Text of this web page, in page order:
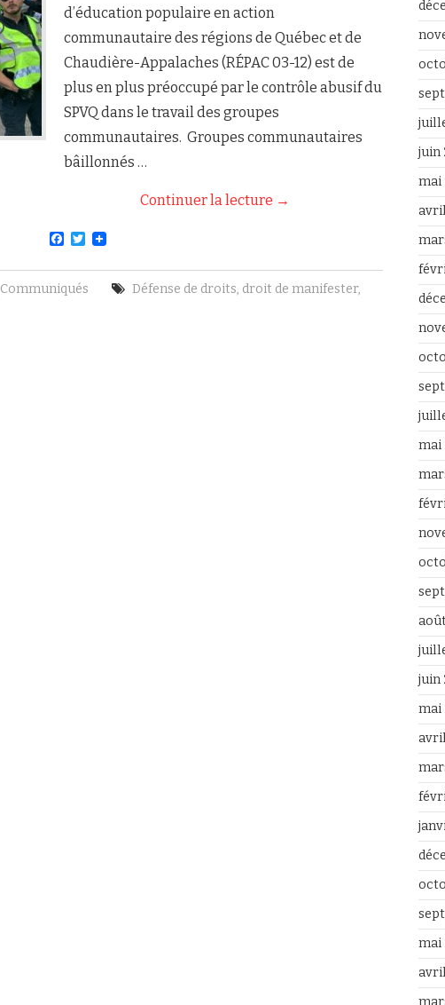
d’éducation populaire en action
communautaire des régions de Québec et de
Chaudière-Appalaches (RÉPAC 03-12) est de
plus en plus préoccupé par le contrôle abusif du
SPVQ dans le travail des groupes
communautaires. Groupes communautaires
bâillonnés …
Continuer la lecture →
F
c
b
T
i
t
Communiqués Défense de droits, droit de manifester,
juin
mai
mai
juin
mai
mai